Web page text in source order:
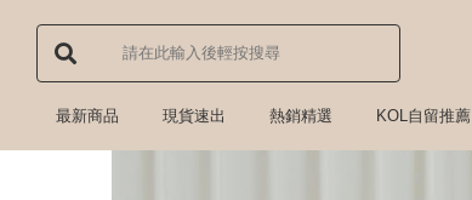
最新商品 現貨速出 熱銷精選 KOL自留推薦